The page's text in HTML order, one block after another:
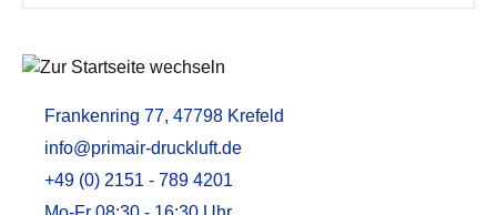
Frankenring 77, 47798 Krefeld
info@primair-druckluft.de
+49 (0) 2151 - 789 4201